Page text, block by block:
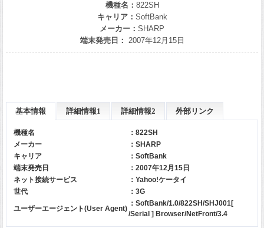
機種名： 822SH
キャリア： SoftBank
メーカー： SHARP
端末発売日： 2007年12月15日
基本情報 詳細情報1 詳細情報2 外部リンク
機種名
：822SH
メーカー
： SHARP
キャリア
： SoftBank
端末発売日
：2007年12月15日
ネット接続サービス
：Yahoo!ケータイ
世代
：3G
ユーザーエージェント(User Agent)
：SoftBank/1.0/822SH/SHJ001[
/Serial ] Browser/NetFront/3.4